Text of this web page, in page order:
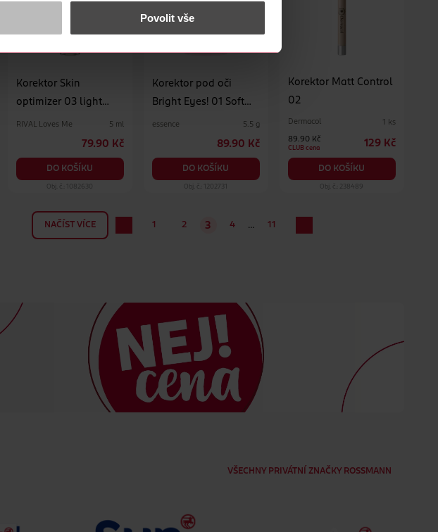
Povolit vše
Korektor Skin
optimizer 03 light
sand
RIVAL Loves Me 5 ml
79.90 Kč
DO KOŠÍKU
Obj. č.: 1082630
Korektor pod oči
Bright Eyes! 01 Soft
essence 5.5 g
89.90 Kč
DO KOŠÍKU
Obj. č.: 1202731
Korektor Matt Control
02
Dermacol 1 ks
89.90 Kč
CLUB cena 129 Kč
DO KOŠÍKU
Obj. č.: 238489
NAČÍST VÍCE 1 2 3 4 … 11
VŠECHNY PRIVÁTNÍ ZNAČKY ROSSMANN